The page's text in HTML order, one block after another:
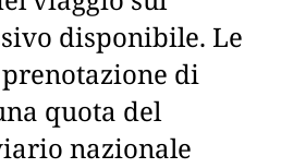
disponibile. Le
di
quota del
nazionale